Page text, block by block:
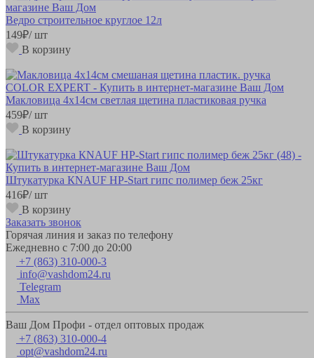
Ведро строительное круглое 12л
149₽/ шт
В корзину
Макловица 4х14см светлая щетина пластиковая ручка
459₽/ шт
В корзину
Штукатурка КNAUF НР-Start гипс полимер беж 25кг
416₽/ шт
В корзину
Заказать звонок
Горячая линия и заказ по телефону
Ежедневно с 7:00 до 20:00
+7 (863) 310-000-3
info@vashdom24.ru
Telegram
Max
Ваш Дом Профи - отдел оптовых продаж
+7 (863) 310-000-4
opt@vashdom24.ru